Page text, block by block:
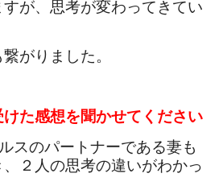
が、思考が変わってきてい
がりました。
た感想を聞かせてください
スのパートナーである妻も
２人の思考の違いがわかっ